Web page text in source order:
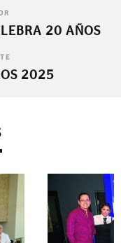
20 AÑOS
2025